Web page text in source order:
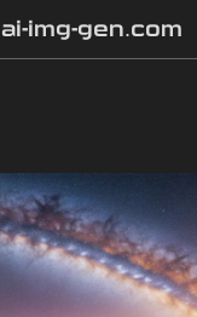
ai-img-gen.com